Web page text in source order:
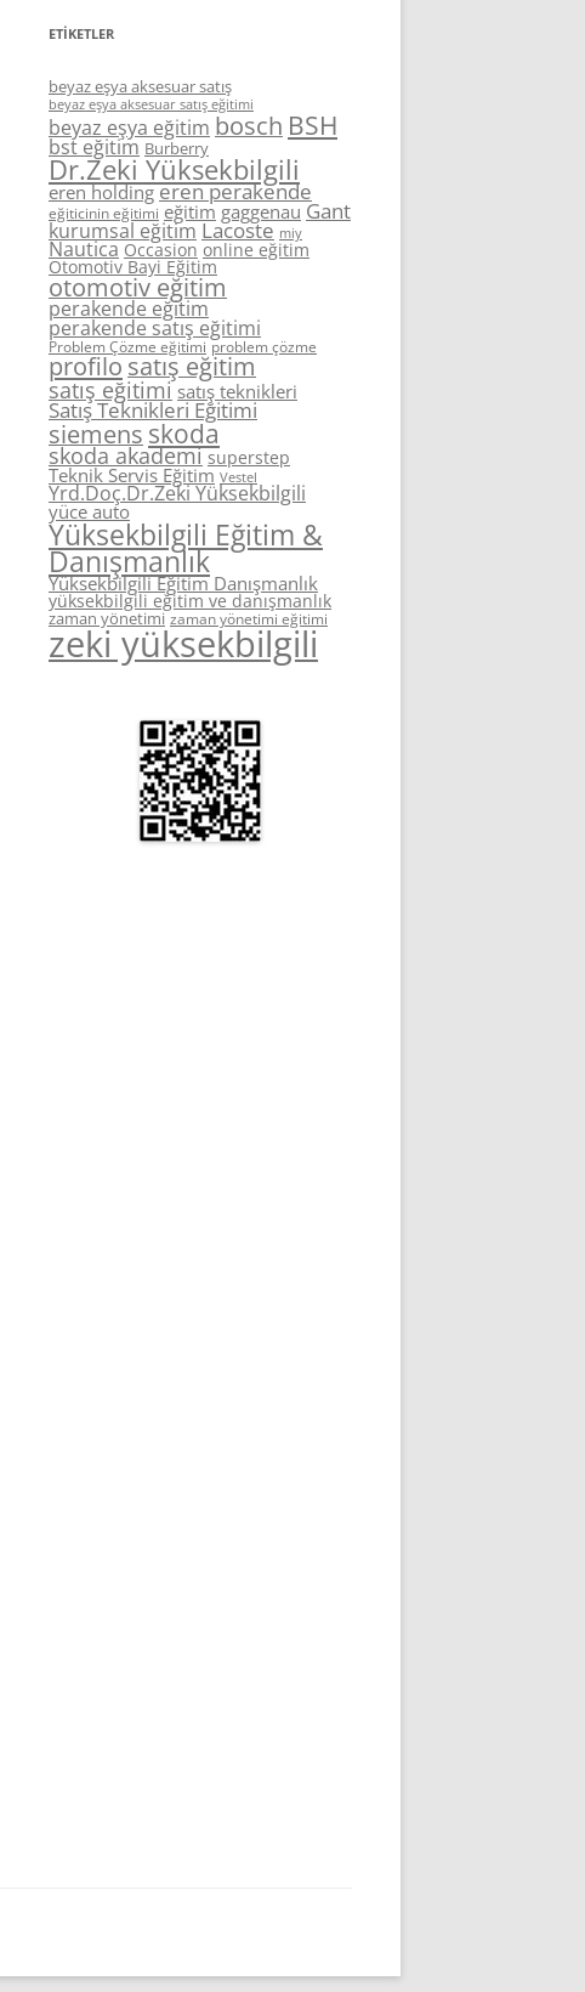
ETIKETLER
beyaz eşya aksesuar satış
beyaz eşya aksesuar satış eğitimi
beyaz eşya eğitim bosch BSH
bst eğitim Burberry
Dr.Zeki Yüksekbilgili
eren holding eren perakende
eğiticinin eğitimi eğitim gaggenau Gant
kurumsal eğitim Lacoste miy
Nautica Occasion online eğitim
Otomotiv Bayi Eğitim
otomotiv eğitim
perakende eğitim
perakende satış eğitimi
Problem Çözme eğitimi problem çözme
profilo satış eğitim
satış eğitimi satış teknikleri
Satış Teknikleri Eğitimi
siemens skoda
skoda akademi superstep
Teknik Servis Eğitim Vestel
Yrd.Doç.Dr.Zeki Yüksekbilgili
yüce auto
Yüksekbilgili Eğitim &
Danışmanlık
Yüksekbilgili Eğitim Danışmanlık
yüksekbilgili eğitim ve danışmanlık
zaman yönetimi zaman yönetimi eğitimi
zeki yüksekbilgili